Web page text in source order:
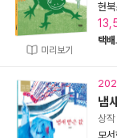
미리보기
현
택배
냄
상작
모서